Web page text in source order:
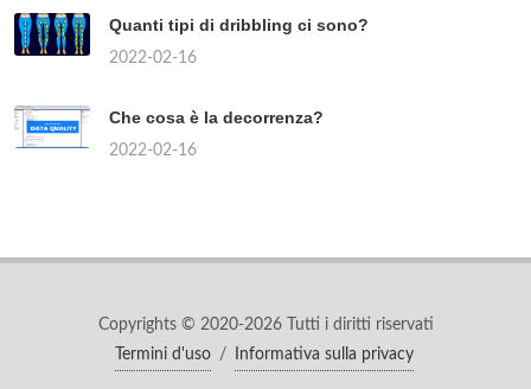
Quanti tipi di dribbling ci sono?
2022-02-16
Che cosa è la decorrenza?
2022-02-16
Copyrights © 2020-2026 Tutti i diritti riservati
Termini d'uso
/ Informativa sulla privacy